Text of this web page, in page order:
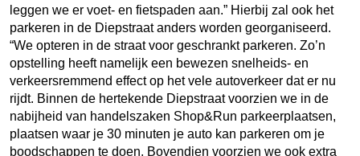
leggen we er voet- en fietspaden aan.” Hierbij zal ook het
parkeren in de Diepstraat anders worden georganiseerd.
“We opteren in de straat voor geschrankt parkeren. Zo’n
opstelling heeft namelijk een bewezen snelheids- en
verkeersremmend effect op het vele autoverkeer dat er nu
rijdt. Binnen de hertekende Diepstraat voorzien we in de
nabijheid van handelszaken Shop&Run parkeerplaatsen,
plaatsen waar je 30 minuten je auto kan parkeren om je
boodschappen te doen. Bovendien voorzien we ook extra